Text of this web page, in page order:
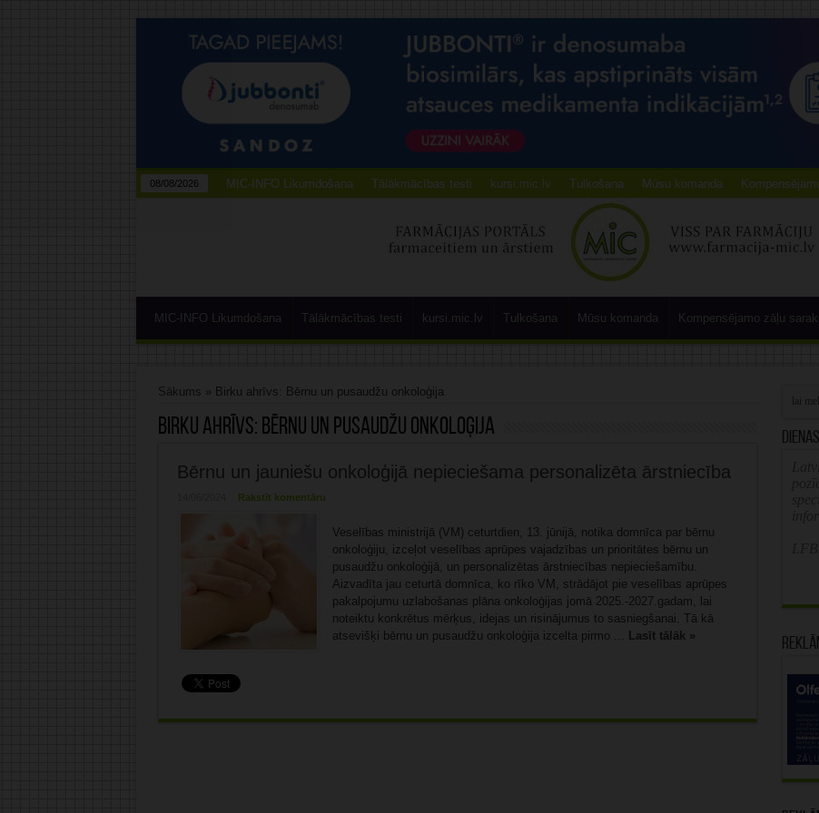
08/08/2026 MIC-INFO Likumdošana Tālākmācības testi kursi.mic.lv Tulkošana Mūsu komanda
MIC-INFO Likumdošana Tālākmācības testi kursi.mic.lv Tulkošana Mūsu komanda Kompensējamo zāļu
Sākums » Birku ahrīvs: Bērnu un pusaudžu onkoloģija
Birku ahrīvs: Bērnu un pusaudžu onkoloģija
Bērnu un jauniešu onkoloģijā nepieciešama personalizēta ārstniecība
Rakstīt komentāru
Veselības ministrijā (VM) ceturtdien, 13. jūnijā, notika domnīca par bērnu
onkoloģiju, izceļot veselības aprūpes vajadzības un prioritātes bērnu un
pusaudžu onkoloģijā, un personalizētas ārstniecības nepieciešamību.
Aizvadīta jau ceturtā domnīca, ko rīko VM, strādājot pie veselības aprūpes
pakalpojumu uzlabošanas plāna onkoloģijas jomā 2025.-2027.gadam, lai
noteiktu konkrētus mērķus, idejas un risinājumus to sasniegšanai. Tā kā
atsevišķi bērnu un pusaudžu onkoloģija izcelta pirmo ... Lasīt tālāk »